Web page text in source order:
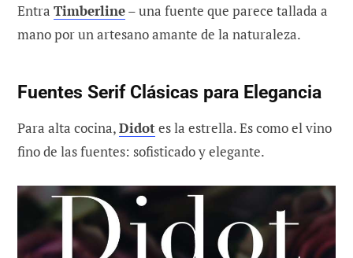
Entra Timberline– una fuente que parece tallada a
mano por un artesano amante de la naturaleza.
Fuentes Serif Clásicas para Elegancia
Para alta cocina,Didotes la estrella. Es como el vino
fino de las fuentes: sofisticado y elegante.